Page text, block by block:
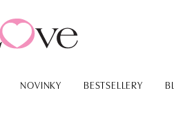
NOVINKY BESTSELLERY